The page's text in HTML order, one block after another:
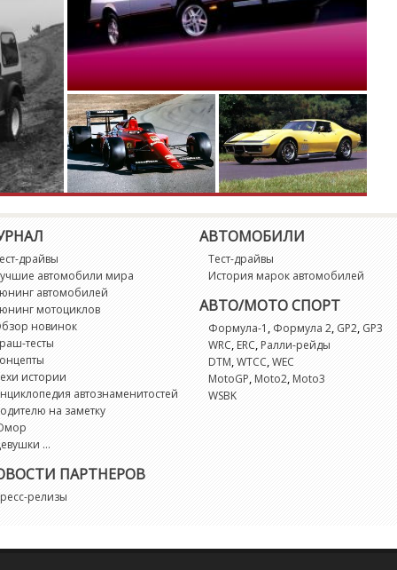
драйвы
автомобили мира
автомобилей
мотоциклов
новинок
тесты
истории
автознаменитостей
на заметку
...
ПАРТНЕРОВ
релизы
АВТОМОБИЛИ
Тест-драйвы
История марок автомобилей
АВТО/МОТО СПОРТ
Формула-1 , Формула 2, GP2, GP3
WRC,ERC,Ралли-рейды
DTM,WTCC,WEC
MotoGP,Moto2,Moto3
WSBK